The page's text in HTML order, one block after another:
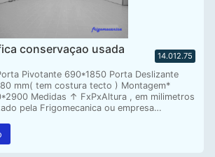
conservaçao usada
14.012.75
Pivotante 690*1850 Porta Deslizante
mm( tem costura tecto ) Montagem*
Medidas ↑ FxPxAltura , em milimetros
pela Frigomecanica ou empresa…